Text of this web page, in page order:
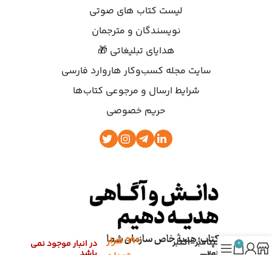
لیست کتاب های صوتی
نویسندگان و مترجمان
هدایای تبلیغاتی 🎁
سایت مجله کسب‌وکار هاروارد فارسی
شرایط ارسال و مرجوعی کتاب‌ها
حریم خصوصی
سپتامبر-اکتبر
۹۹۰هزار
در انبار موجود نمی 0